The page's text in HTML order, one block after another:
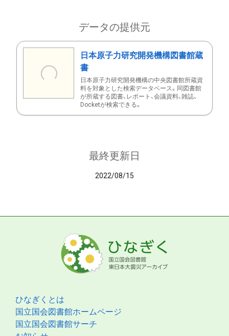
データの提供元
日本原子力研究開発機構図書館蔵
書
日本原子力研究開発機構の中央図書館所蔵資
料を対象とした検索データベース。同図書館
が所蔵する図書、レポート、会議資料、雑誌、
Docketが検索できる。
最終更新日
2022/08/15
ひなぎくとは
国立国会図書館ホームページ
国立国会図書館サーチ